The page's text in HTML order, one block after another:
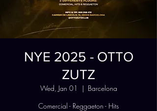
NYE 2025 - OTTO
ZUTZ
Wed, Jan 01
  |
Barcelona
Comercial - Reggaeton - Hits